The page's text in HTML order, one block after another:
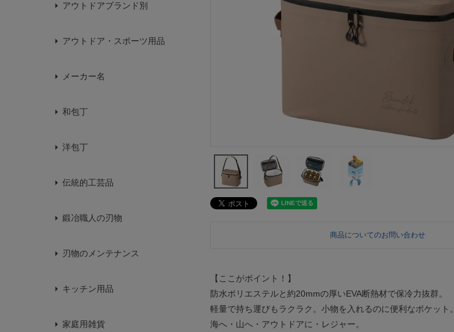
アウトドアブランド別
アウトドア・スポーツ用品
メーカー名
和包丁
洋包丁
伝統的工芸品
鍛冶職人の刃物
刃物のメンテナンス
キッチン用品
家庭用雑貨
商品についてのお問い合わせ
【ここがポイント！】
防水ポリエステルと約20mmの厚いEVA断熱材で保冷力抜群。
軽量で持ち運びもラクラク。小物を入れるのに便利なポケット。
海へ・山へ・アウトドアに・レジャー。